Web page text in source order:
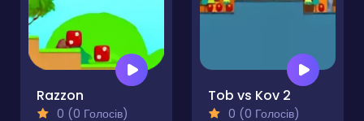
Razzon
0 (0 Голосів)
Tob vs Kov 2
0 (0 Голосів)